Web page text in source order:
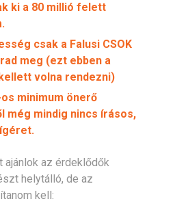
ki a 80 millió felett
csak a Falusi CSOK
meg (ezt ebben a
volna rendezni)
minimum önerő
még mindig nincs írásos,
ajánlok az érdeklődők
helytálló, de az
kell: